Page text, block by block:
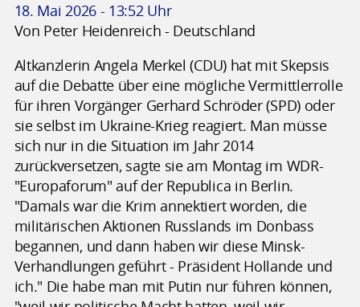
18. Mai 2026 - 13:52 Uhr
Von Peter Heidenreich - Deutschland
Altkanzlerin Angela Merkel (CDU) hat mit Skepsis
auf die Debatte über eine mögliche Vermittlerrolle
für ihren Vorgänger Gerhard Schröder (SPD) oder
sie selbst im Ukraine-Krieg reagiert. Man müsse
sich nur in die Situation im Jahr 2014
zurückversetzen, sagte sie am Montag im WDR-
"Europaforum" auf der Republica in Berlin.
"Damals war die Krim annektiert worden, die
militärischen Aktionen Russlands im Donbass
begannen, und dann haben wir diese Minsk-
Verhandlungen geführt - Präsident Hollande und
ich." Die habe man mit Putin nur führen können,